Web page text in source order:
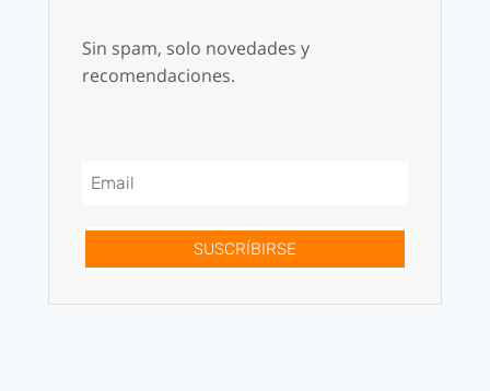
Sin spam, solo novedades y
recomendaciones.
SUSCRÍBIRSE